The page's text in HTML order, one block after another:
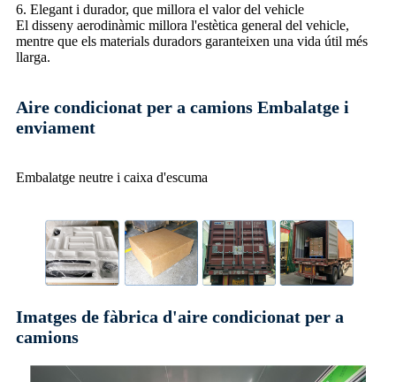
6. Elegant i durador, que millora el valor del vehicle
El disseny aerodinàmic millora l'estètica general del vehicle,
mentre que els materials duradors garanteixen una vida útil més
llarga.
Aire condicionat per a camions Embalatge i
enviament
Embalatge neutre i caixa d'escuma
Imatges de fàbrica d'aire condicionat per a
camions